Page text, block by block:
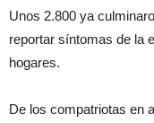
Unos 2.800 ya
reportar síntomas de la
hogares.
De los compatriotas en